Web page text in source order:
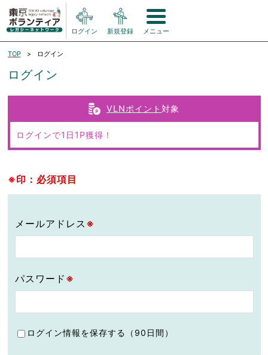
ログイン 新規登録 メニュー
TOP ログイン
ログイン
VLNポイント 対象
ログインで1日1P獲得！
※印：必須項目
メールアドレス ※
パスワード ※
ログイン情報を保存する（90日間）